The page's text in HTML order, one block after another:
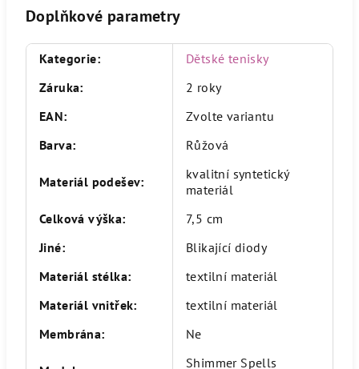
Doplňkové parametry
Kategorie:
Dětské tenisky
Záruka:
2 roky
EAN:
Zvolte variantu
Barva: Růžová
Materiál podešev:
kvalitní syntetický
materiál
Celková výška:
7,5 cm
Jiné:
Blikající diody
Materiál stélka:
textilní materiál
Materiál vnitřek:
textilní materiál
Membrána: Ne
Shimmer Spells